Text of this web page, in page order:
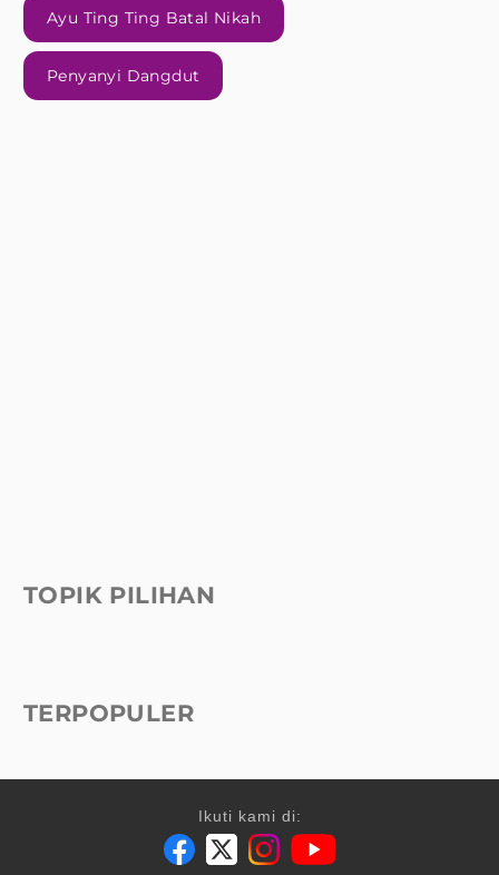
Ayu Ting Ting Batal Nikah
Penyanyi Dangdut
TOPIK PILIHAN
TERPOPULER
Ikuti kami di: